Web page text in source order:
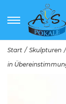
Start / Skulpturen /
in